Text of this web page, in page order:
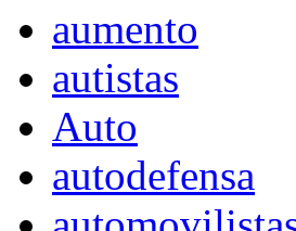
aumento
autistas
Auto
autodefensa